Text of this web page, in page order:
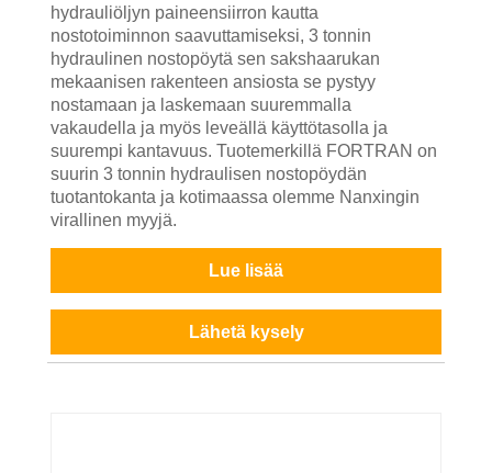
hydrauliöljyn paineensiirron kautta
nostotoiminnon saavuttamiseksi, 3 tonnin
hydraulinen nostopöytä sen sakshaarukan
mekaanisen rakenteen ansiosta se pystyy
nostamaan ja laskemaan suuremmalla
vakaudella ja myös leveällä käyttötasolla ja
suurempi kantavuus. Tuotemerkillä FORTRAN on
suurin 3 tonnin hydraulisen nostopöydän
tuotantokanta ja kotimaassa olemme Nanxingin
virallinen myyjä.
Lue lisää
Lähetä kysely